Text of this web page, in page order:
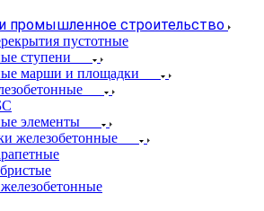
промышленное строительство
пустотные
ступени
марши и площадки
элементы
железобетонные